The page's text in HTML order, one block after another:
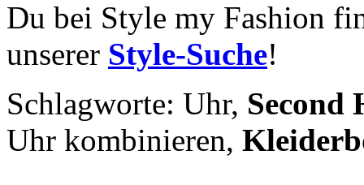
Du bei Style my Fashion
unserer Style-Suche!
Schlagworte: Uhr, Second
Uhr kombinieren,